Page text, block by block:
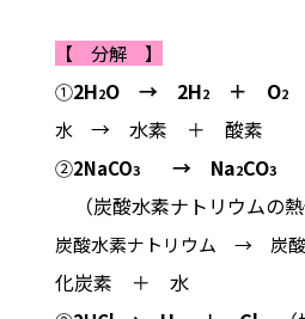
【 分解 】
①2H2O → 2H2 ＋ O2
水 → 水素 ＋ 酸素
②2NaCO3 → Na2CO3
（炭酸水素ナトリウムの熱
炭酸水素ナトリウム → 炭酸
化炭素 ＋ 水